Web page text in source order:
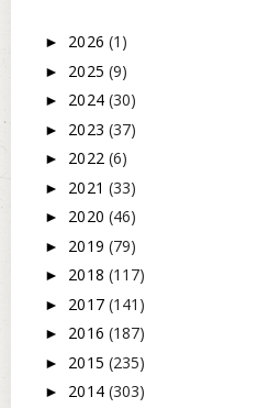
► 2026 (1)
► 2025 (9)
► 2024 (30)
► 2023 (37)
► 2022 (6)
► 2021 (33)
► 2020 (46)
► 2019 (79)
► 2018 (117)
► 2017 (141)
► 2016 (187)
► 2015 (235)
► 2014 (303)